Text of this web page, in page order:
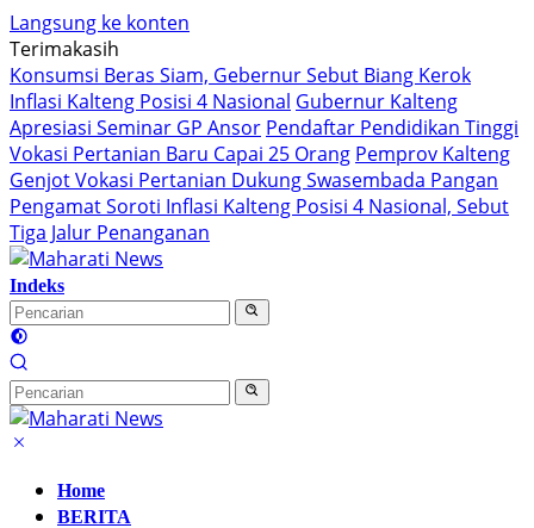
Langsung ke konten
Terimakasih
Konsumsi Beras Siam, Gebernur Sebut Biang Kerok
Inflasi Kalteng Posisi 4 Nasional Gubernur Kalteng
Apresiasi Seminar GP Ansor Pendaftar Pendidikan Tinggi
Vokasi Pertanian Baru Capai 25 Orang Pemprov Kalteng
Genjot Vokasi Pertanian Dukung Swasembada Pangan
Pengamat Soroti Inflasi Kalteng Posisi 4 Nasional, Sebut
Tiga Jalur Penanganan
Indeks
Home
BERITA